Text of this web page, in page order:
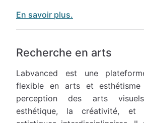
En savoir plus.
Recherche en arts
Labvanced est une
flexible en arts et
perception des arts
esthétique, la créativité, et